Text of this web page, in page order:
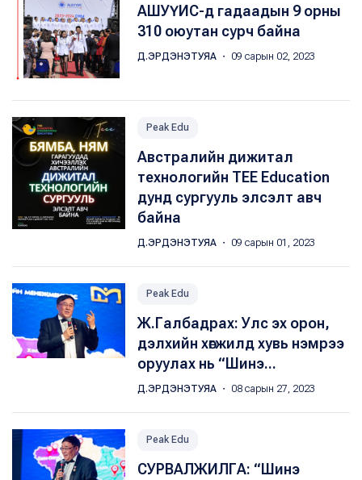
АШУҮИС-д гадаадын 9 орны
310 оюутан сурч байна
Д.ЭРДЭНЭТУЯА ・ 09 сарын 02, 2023
Peak Edu
Австралийн дижитал
технологийн TEE Education
дунд сургууль элсэлт авч
байна
Д.ЭРДЭНЭТУЯА ・ 09 сарын 01, 2023
Peak Edu
Ж.Галбадрах: Улс эх орон,
дэлхийн хөгжилд хувь нэмрээ
оруулах нь “Шинэ...
Д.ЭРДЭНЭТУЯА ・ 08 сарын 27, 2023
Peak Edu
СУРВАЛЖИЛГА: “Шинэ